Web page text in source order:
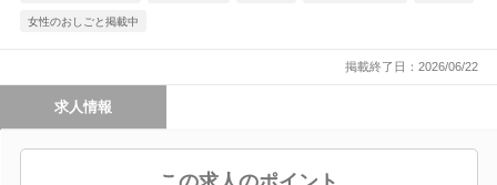
女性のおしごと掲載中
掲載終了日：2026/06/22
求人情報